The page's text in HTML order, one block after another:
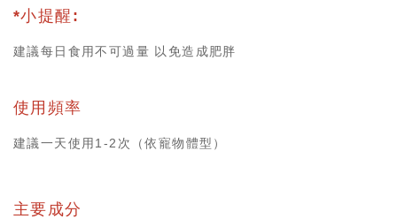
*小提醒:
建議每日食用不可過量 以免造成肥胖
使用頻率
建議一天使用1-2次（依寵物體型）
主要成分